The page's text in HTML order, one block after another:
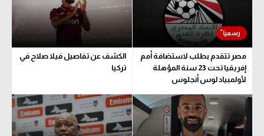
مصر تتقدم بطلب لاستضافة أمم
إفريقيا تحت 23 سنة المؤهلة
لأولمبياد لوس أنجلوس
الكشف عن تفاصيل فيلا صلاح في
تركيا